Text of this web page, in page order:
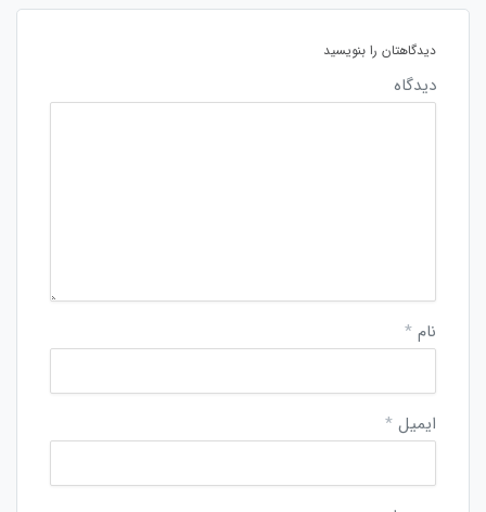
دیدگاهتان را بنویسید
دیدگاه
نام *
ایمیل *